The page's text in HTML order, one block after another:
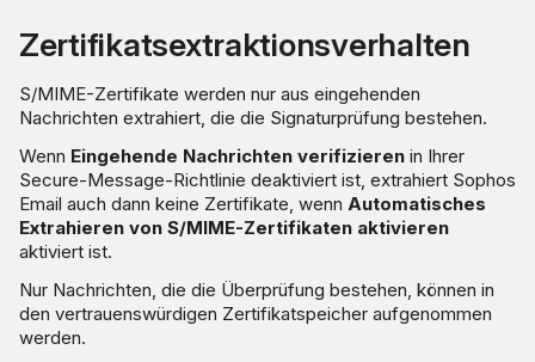
Zertifikatsextraktionsverhalten
S/MIME-Zertifikate werden nur aus eingehenden
Nachrichten extrahiert, die die Signaturprüfung bestehen.
Wenn Eingehende Nachrichten verifizieren in Ihrer
Secure-Message-Richtlinie deaktiviert ist, extrahiert Sophos
Email auch dann keine Zertifikate, wenn Automatisches
Extrahieren von S/MIME-Zertifikaten aktivieren
aktiviert ist.
Nur Nachrichten, die die Überprüfung bestehen, können in
den vertrauenswürdigen Zertifikatspeicher aufgenommen
werden.